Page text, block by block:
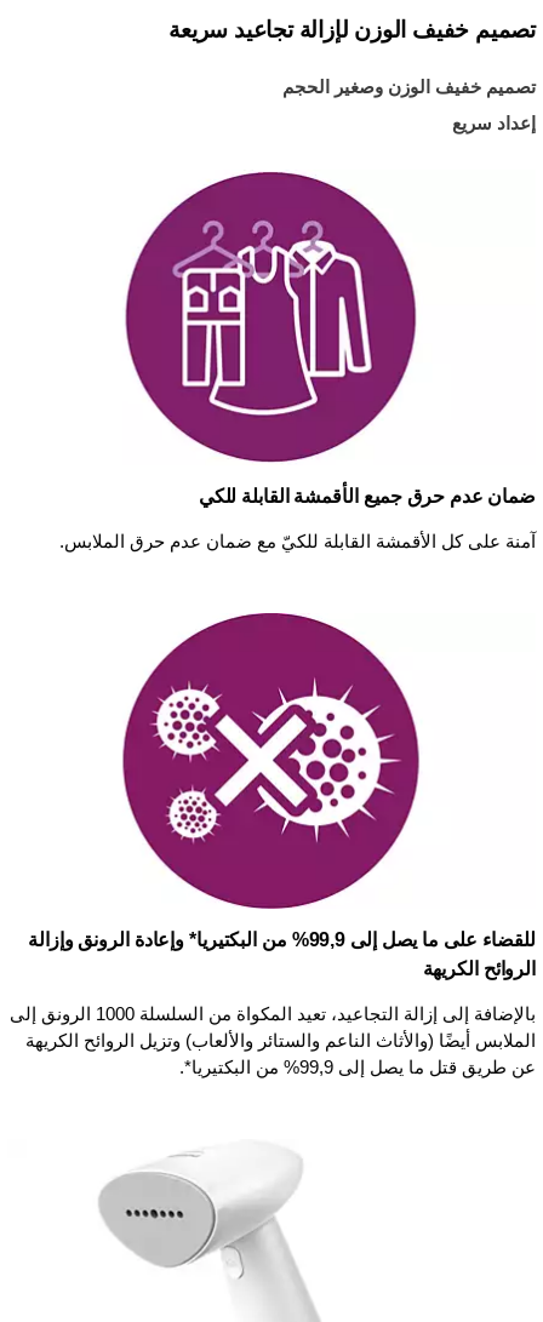
تصميم خفيف الوزن لإزالة تجاعيد سريعة
تصميم خفيف الوزن وصغير الحجم
إعداد سريع
ضمان عدم حرق جميع الأقمشة القابلة للكي
آمنة على كل الأقمشة القابلة للكيّ مع ضمان عدم حرق الملابس.
للقضاء على ما يصل إلى 99,9% من البكتيريا* وإعادة الرونق وإزالة
الروائح الكريهة
بالإضافة إلى إزالة التجاعيد، تعيد المكواة من السلسلة 1000 الرونق إلى
الملابس أيضًا (والأثاث الناعم والستائر والألعاب) وتزيل الروائح الكريهة
عن طريق قتل ما يصل إلى 99,9% من البكتيريا*.